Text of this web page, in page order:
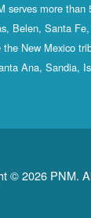
serves more
Belen, Santa
New Mexico
Ana, Sandia,
© 2026 PNM.